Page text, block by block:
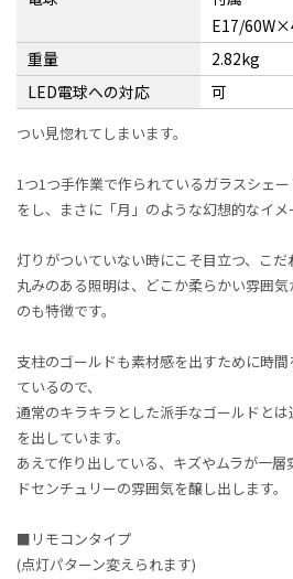
E17/
重量
2.82kg
LED電球への対応
可
つい見惚れてしまいます。
1つ1つ手作業で作られているガラスシェ
をし、まさに「月」のような幻想的なイメ
灯りがついていない時にこそ目立つ、こだ
丸みのある照明は、どこか柔らかい雰囲
のも特徴です。
支柱のゴールドも素材感を出すために時
ているので、
通常のキラキラとした派手なゴールドと
を出しています。
あえて作り出している、キズやムラが一
ドセンチュリーの雰囲気を醸し出します。
■リモコンタイプ
(点灯パターン変えられます)